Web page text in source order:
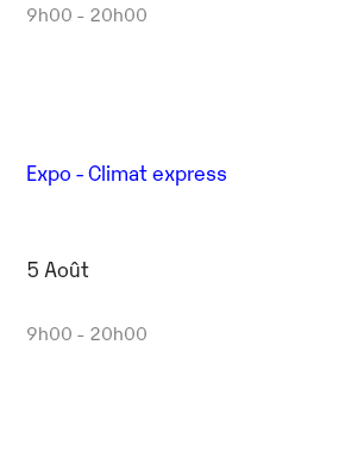
9h00 - 20h00
Expo - Climat express
5 Août
9h00 - 20h00